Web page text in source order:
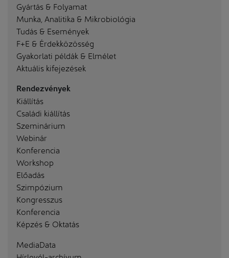
Gyártás & Folyamat
Munka, Analitika & Mikrobiológia
Tudás & Események
F+E & Érdekközösség
Gyakorlati példák & Elmélet
Aktuális kifejezések
Rendezvények
Kiállítás
Családi kiállítás
Szeminárium
Webinár
Konferencia
Workshop
Előadás
Szimpózium
Kongresszus
Konferencia
Képzés & Oktatás
MediaData